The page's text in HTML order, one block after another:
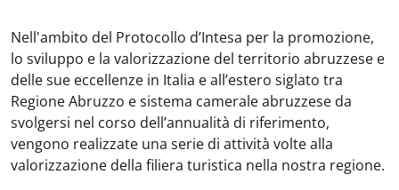
Nell'ambito del Protocollo d’Intesa per la promozione,
lo sviluppo e la valorizzazione del territorio abruzzese e
delle sue eccellenze in Italia e all’estero siglato tra
Regione Abruzzo e sistema camerale abruzzese da
svolgersi nel corso dell’annualità di riferimento,
vengono realizzate una serie di attività volte alla
valorizzazione della filiera turistica nella nostra regione.